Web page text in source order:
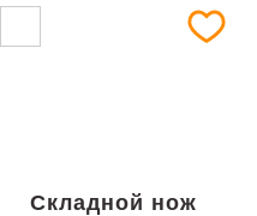
Складной нож